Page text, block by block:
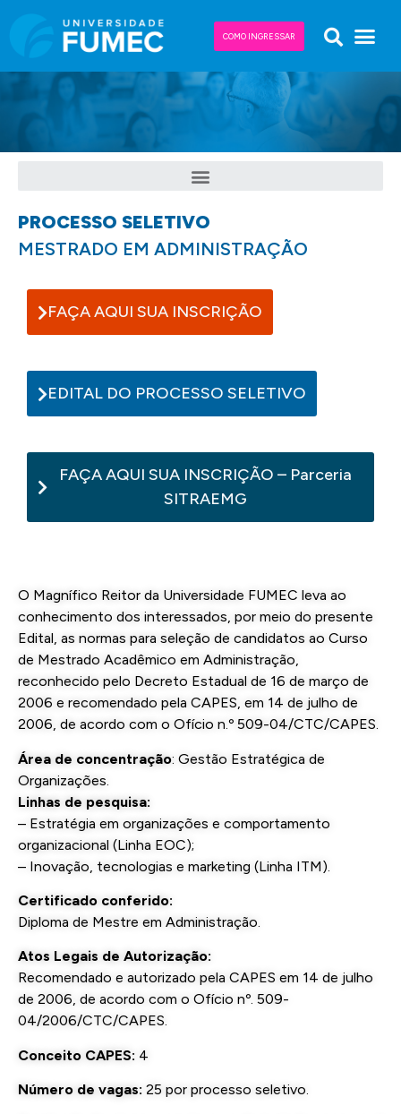
COMO INGRESSAR
PROCESSO SELETIVO
MESTRADO EM ADMINISTRAÇÃO
FAÇA AQUI SUA INSCRIÇÃO
EDITAL DO PROCESSO SELETIVO
FAÇA AQUI SUA INSCRIÇÃO – Parceria
SITRAEMG
O Magnífico Reitor da Universidade FUMEC leva ao
conhecimento dos interessados, por meio do presente
Edital, as normas para seleção de candidatos ao Curso
de Mestrado Acadêmico em Administração,
reconhecido pelo Decreto Estadual de 16 de março de
2006 e recomendado pela CAPES, em 14 de julho de
2006, de acordo com o Ofício n.º 509-04/CTC/CAPES.
Área de concentração: Gestão Estratégica de
Organizações.
Linhas de pesquisa:
– Estratégia em organizações e comportamento
organizacional (Linha EOC);
– Inovação, tecnologias e marketing (Linha ITM).
Certificado conferido:
Diploma de Mestre em Administração.
Atos Legais de Autorização:
Recomendado e autorizado pela CAPES em 14 de julho
de 2006, de acordo com o Ofício nº. 509-
04/2006/CTC/CAPES.
Conceito CAPES: 4
Número de vagas: 25 por processo seletivo.